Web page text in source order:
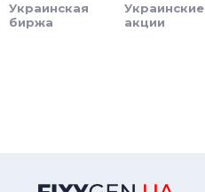
Украинская
биржа
Украинские
акции